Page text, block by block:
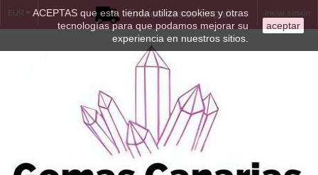
ACEPTAS que esta tienda utiliza cookies y otras
tecnologías para que podamos mejorar su
experiencia en nuestros sitios.
aceptar
EUR Iniciar sesión
Envíos desde España